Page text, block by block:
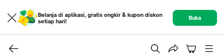
Belanja di aplikasi, gratis ongkir & kupon diskon
setiap hari!
Buka